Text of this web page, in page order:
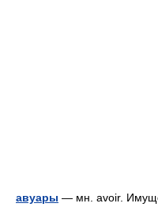
авуары — мн. avoir.